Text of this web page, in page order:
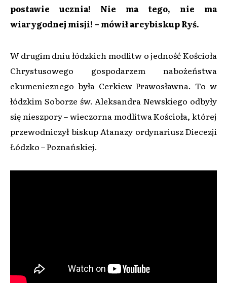
postawie ucznia! Nie ma tego, nie ma
wiarygodnej misji! – mówił arcybiskup Ryś.
W drugim dniu łódzkich modlitw o jedność Kościoła
Chrystusowego gospodarzem nabożeństwa
ekumenicznego była Cerkiew Prawosławna. To w
łódzkim Soborze św. Aleksandra Newskiego odbyły
się nieszpory – wieczorna modlitwa Kościoła, której
przewodniczył biskup Atanazy ordynariusz Diecezji
Łódzko – Poznańskiej.